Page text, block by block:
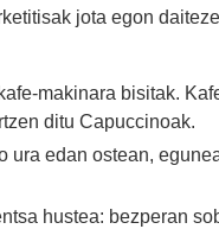
jota egon
makinara bisitak.
ditu Capuccinoak.
ura edan ostean,
hustea: bezperan